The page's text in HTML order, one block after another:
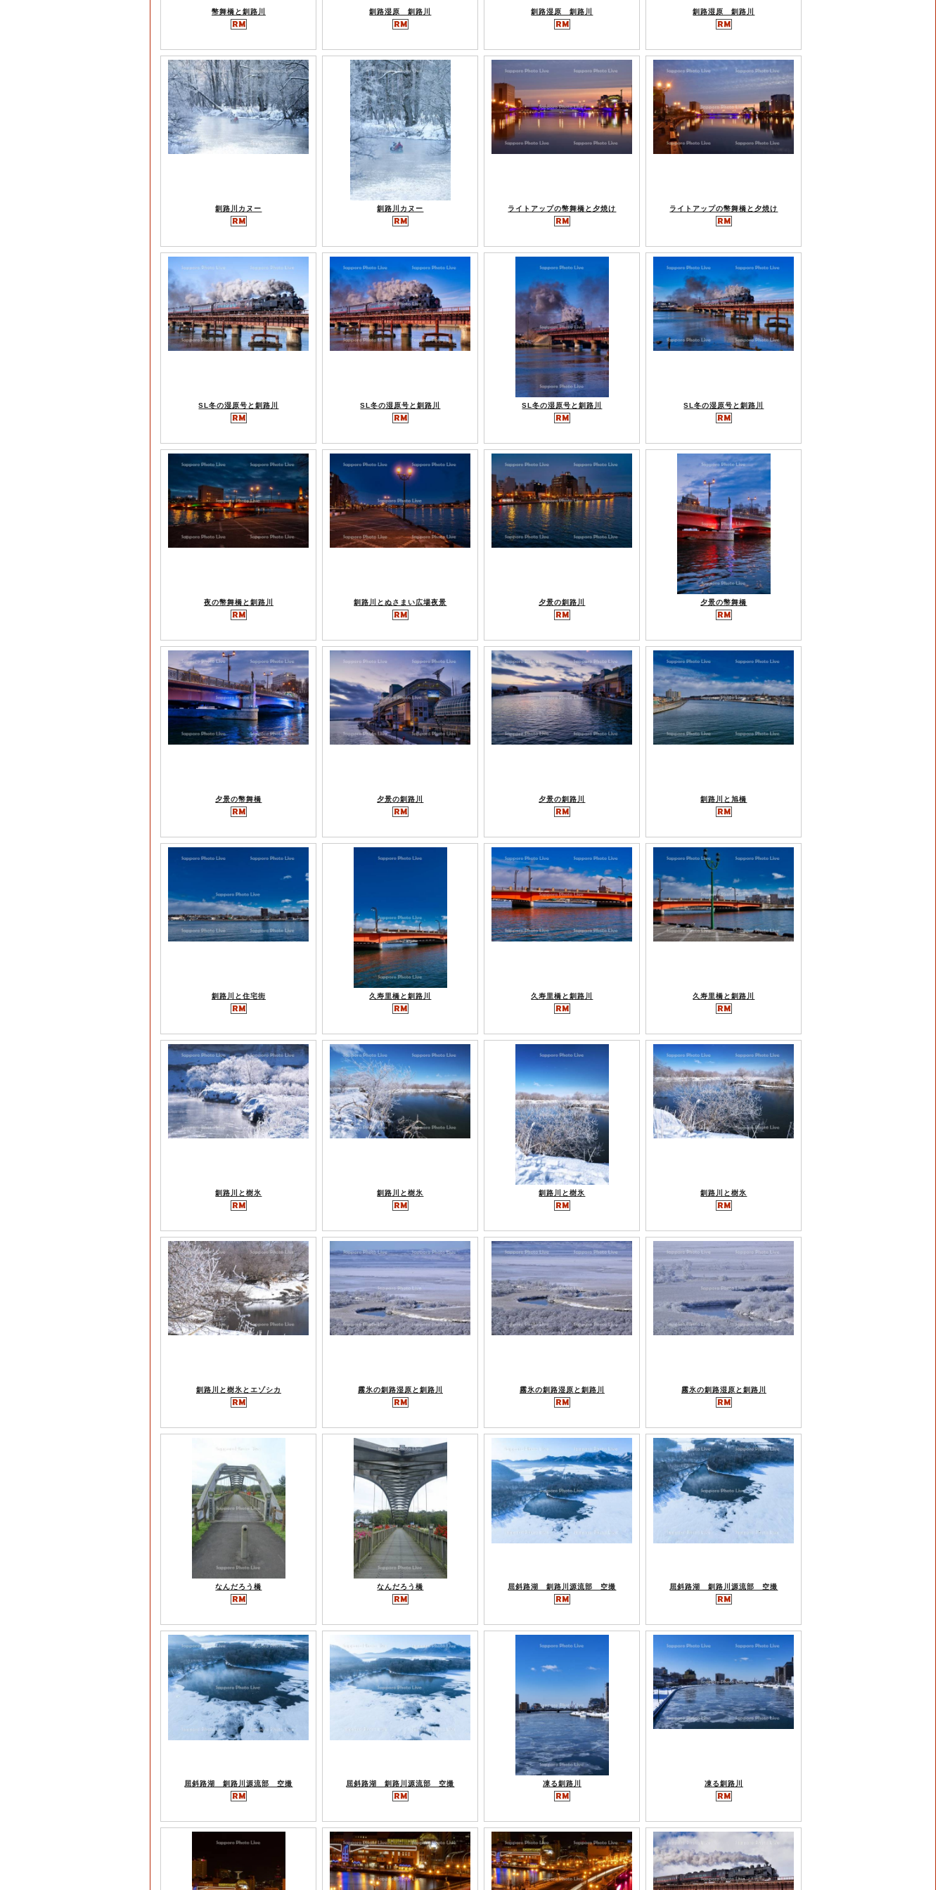
幣舞橋と釧路川 釧路湿原 釧路川 釧路湿原 釧路川 釧路湿原 釧路川
釧路川カヌー 釧路川カヌー ライトアップの幣舞橋と夕焼け ライトアップの幣舞橋と夕焼け
SL冬の湿原号と釧路川 SL冬の湿原号と釧路川 SL冬の湿原号と釧路川 SL冬の湿原号と釧路川
夜の幣舞橋と釧路川 釧路川とぬさまい広場夜景 夕景の釧路川 夕景の幣舞橋
夕景の幣舞橋 夕景の釧路川 夕景の釧路川 釧路川と旭橋
釧路川と住宅街 久寿里橋と釧路川 久寿里橋と釧路川 久寿里橋と釧路川
釧路川と樹氷 釧路川と樹氷 釧路川と樹氷 釧路川と樹氷
釧路川と樹氷とエゾシカ 霧氷の釧路湿原と釧路川 霧氷の釧路湿原と釧路川 霧氷の釧路湿原と釧路川
なんだろう橋 なんだろう橋 屈斜路湖 釧路川源流部 空撮 屈斜路湖 釧路川源流部 空撮
屈斜路湖 釧路川源流部 空撮 屈斜路湖 釧路川源流部 空撮 凍る釧路川 凍る釧路川